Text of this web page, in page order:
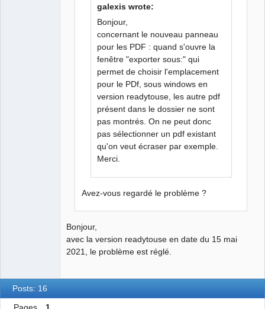
galexis wrote:
Bonjour,
concernant le nouveau panneau
pour les PDF : quand s'ouvre la
fenêtre "exporter sous:" qui
permet de choisir l'emplacement
pour le PDf, sous windows en
version readytouse, les autre pdf
présent dans le dossier ne sont
pas montrés. On ne peut donc
pas sélectionner un pdf existant
qu'on veut écraser par exemple.
Merci.
Avez-vous regardé le problème ?
Bonjour,
avec la version readytouse en date du 15 mai
2021, le problème est réglé.
Posts: 16
Pages 1